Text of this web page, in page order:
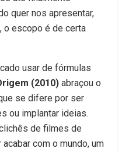
quer nos apresentar,
o escopo é de certa
usar de fórmulas
(2010) abraçou o
se difere por ser
ou implantar ideias.
de filmes de
com o mundo, um